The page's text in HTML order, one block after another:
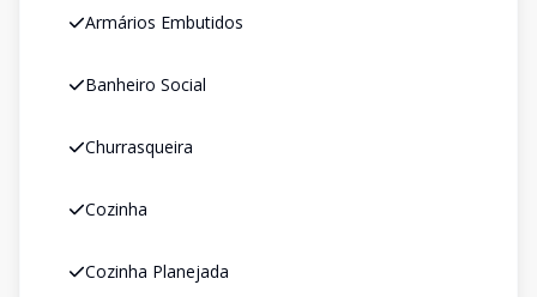
Armários Embutidos
Banheiro Social
Churrasqueira
Cozinha
Cozinha Planejada